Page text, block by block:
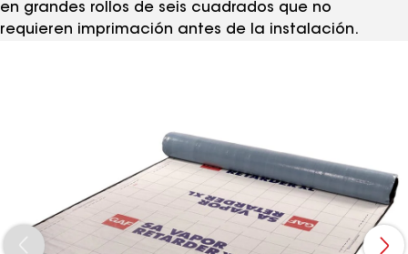
en grandes rollos de seis cuadrados que no
requieren imprimación antes de la instalación.